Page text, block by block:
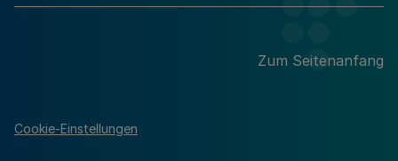
Zum Seitenanfang
Cookie-Einstellungen